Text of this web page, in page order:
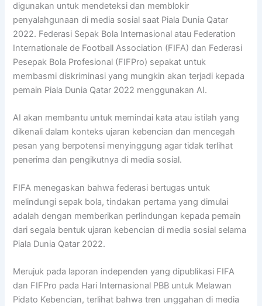
digunakan untuk mendeteksi dan memblokir
penyalahgunaan di media sosial saat Piala Dunia Qatar
2022. Federasi Sepak Bola Internasional atau Federation
Internationale de Football Association (FIFA) dan Federasi
Pesepak Bola Profesional (FIFPro) sepakat untuk
membasmi diskriminasi yang mungkin akan terjadi kepada
pemain Piala Dunia Qatar 2022 menggunakan AI.
AI akan membantu untuk memindai kata atau istilah yang
dikenali dalam konteks ujaran kebencian dan mencegah
pesan yang berpotensi menyinggung agar tidak terlihat
penerima dan pengikutnya di media sosial.
FIFA menegaskan bahwa federasi bertugas untuk
melindungi sepak bola, tindakan pertama yang dimulai
adalah dengan memberikan perlindungan kepada pemain
dari segala bentuk ujaran kebencian di media sosial selama
Piala Dunia Qatar 2022.
Merujuk pada laporan independen yang dipublikasi FIFA
dan FIFPro pada Hari Internasional PBB untuk Melawan
Pidato Kebencian, terlihat bahwa tren unggahan di media